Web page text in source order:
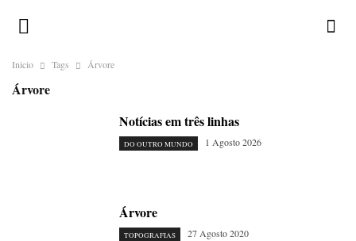
Inicio Tags Árvore
Árvore
Notícias em três linhas
DO OUTRO MUNDO 1 Agosto 2026
Árvore
TOPOGRAFIAS 27 Agosto 2020